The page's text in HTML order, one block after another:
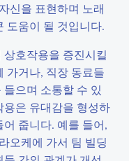
신을 표현하며 노래
도움이 될 것입니다.
호작용을 증진시킬
가거나, 직장 동료들
으며 소통할 수 있
은 유대감을 형성하
줍니다. 예를 들어,
오케에 가서 팀 빌딩